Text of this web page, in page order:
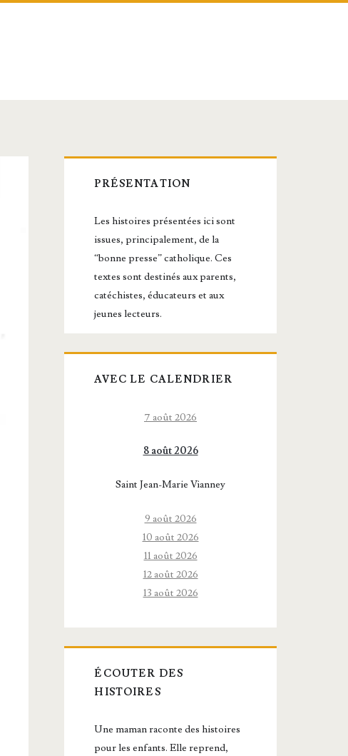
Barre
latérale
principale
PRÉSENTATION
Les histoires présentées ici sont
issues, principalement, de la
“bonne presse” catholique. Ces
textes sont destinés aux parents,
catéchistes, éducateurs et aux
jeunes lecteurs.
AVEC LE CALENDRIER
7 août 2026
8 août 2026
Saint Jean-Marie Vianney
9 août 2026
10 août 2026
11 août 2026
12 août 2026
13 août 2026
ÉCOUTER DES
HISTOIRES
Une maman raconte des histoires
pour les enfants. Elle reprend,